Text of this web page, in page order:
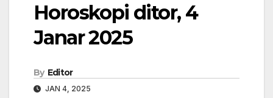
Horoskopi ditor, 4
Janar 2025
By Editor
JAN 4, 2025